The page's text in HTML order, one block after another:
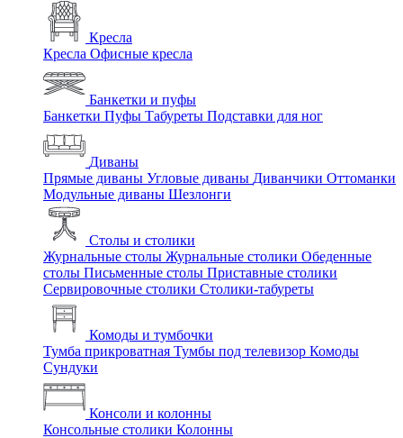
Кресла
Кресла Офисные кресла
Банкетки и пуфы
Банкетки Пуфы Табуреты Подставки для ног
Диваны
Прямые диваны Угловые диваны Диванчики Оттоманки
Модульные диваны Шезлонги
Столы и столики
Журнальные столы Журнальные столики Обеденные
столы Письменные столы Приставные столики
Сервировочные столики Столики-табуреты
Комоды и тумбочки
Тумба прикроватная Тумбы под телевизор Комоды
Сундуки
Консоли и колонны
Консольные столики Колонны